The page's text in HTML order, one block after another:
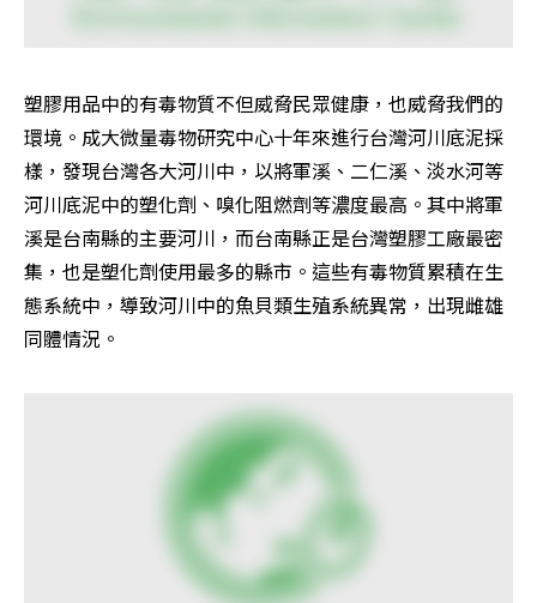
塑膠用品中的有毒物質不但威脅民眾健康，也威脅我們的
環境。成大微量毒物研究中心十年來進行台灣河川底泥採
樣，發現台灣各大河川中，以將軍溪、二仁溪、淡水河等
河川底泥中的塑化劑、嗅化阻燃劑等濃度最高。其中將軍
溪是台南縣的主要河川，而台南縣正是台灣塑膠工廠最密
集，也是塑化劑使用最多的縣市。這些有毒物質累積在生
態系統中，導致河川中的魚貝類生殖系統異常，出現雌雄
同體情況。